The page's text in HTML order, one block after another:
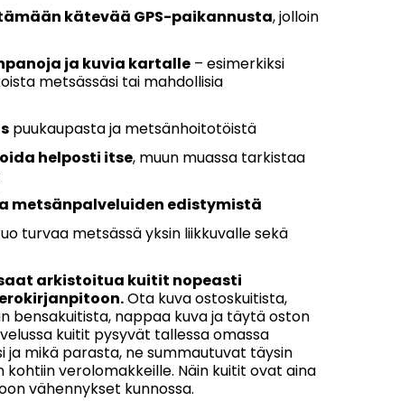
kätevää GPS-paikannusta, jolloin
ja kuvia kartalle – esimerkiksi
metsässäsi tai mahdollisia
puukaupasta ja metsänhoitotöistä
helposti itse, muun muassa tarkistaa
metsänpalveluiden edistymistä
turvaa metsässä yksin liikkuvalle sekä
arkistoitua kuitit nopeasti
Ota kuva ostoskuitista,
bensakuitista, nappaa kuva ja täytä oston
kuitit pysyvät tallessa omassa
ja mikä parasta, ne summautuvat täysin
kohtiin verolomakkeille. Näin kuitit ovat aina
vähennykset kunnossa.